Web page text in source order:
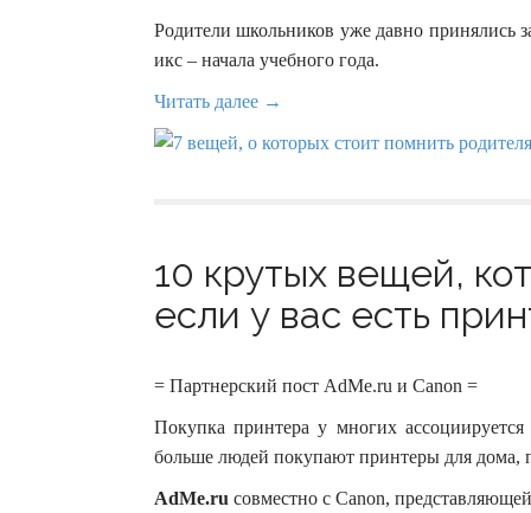
Родители школьников уже давно принялись
икс – начала учебного года.
Читать далее →
10 крутых вещей,
если у вас есть
= Партнерский пост AdMe.ru и Canon =
Покупка принтера у многих
больше людей покупают принтеры для дома,
AdMe.ru совместно с Canon,